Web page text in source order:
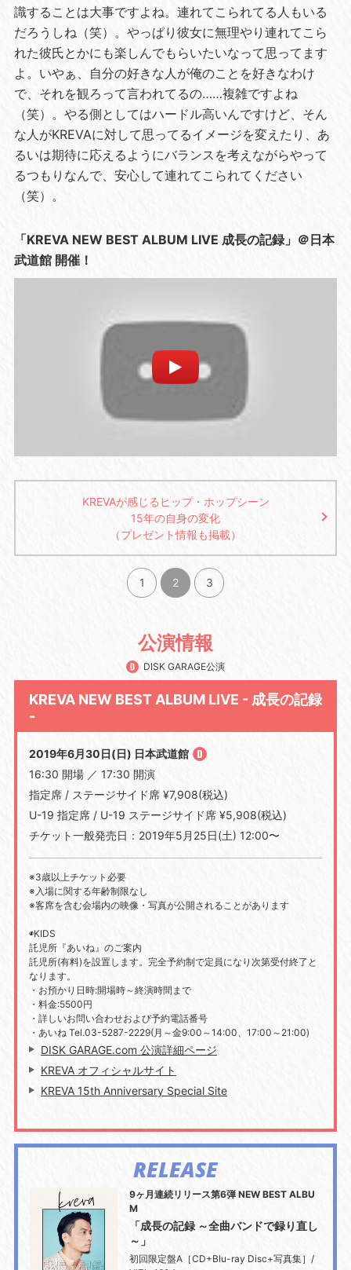
識することは大事ですよね。連れてこられてる人もいる
だろうしね（笑）。やっぱり彼女に無理やり連れてこら
れた彼氏とかにも楽しんでもらいたいなって思ってます
よ。いやぁ、自分の好きな人が俺のことを好きなわけ
で、それを観ろって言われてるの……複雑ですよね
（笑）。やる側としてはハードル高いんですけど、そん
な人がKREVAに対して思ってるイメージを変えたり、あ
るいは期待に応えるようにバランスを考えながらやって
るつもりなんで、安心して連れてこられてください
（笑）。
「KREVA NEW BEST ALBUM LIVE 成長の記録」＠日本
武道館 開催！
KREVAが感じるヒップ・ホップシーン
15年の自身の変化
（プレゼント情報も掲載）
1 2 3
公演情報
DISK GARAGE公演
KREVA NEW BEST ALBUM LIVE - 成長の記録
-
2019年6月30日(日) 日本武道館
16:30 開場 ／ 17:30 開演
指定席 / ステージサイド席 ¥7,908(税込)
U-19 指定席 / U-19 ステージサイド席 ¥5,908(税込)
チケット一般発売日：2019年5月25日(土) 12:00〜
※3歳以上チケット必要
※入場に関する年齢制限なし
※客席を含む会場内の映像・写真が公開されることがあります
◉KIDS
託児所『あいね』のご案内
託児所(有料)を設置します。完全予約制で定員になり次第受付終了と
なります。
・お預かり日時:開場時～終演時間まで
・料金:5500円
・詳しいお問い合わせおよび予約電話番号
・あいね Tel.03-5287-2229(月～金9:00～14:00、17:00～21:00)
DISK GARAGE.com 公演詳細ページ
KREVA オフィシャルサイト
KREVA 15th Anniversary Special Site
RELEASE
9ヶ月連続リリース第6弾 NEW BEST ALBU
M
「成長の記録 ～全曲バンドで録り直し
～」
初回限定盤A［CD+Blu-ray Disc+写真集］/